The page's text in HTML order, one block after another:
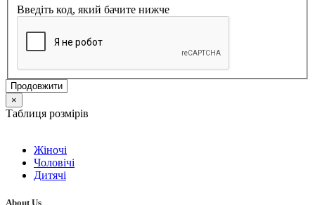
Введіть код, який бачите нижче
Продовжити
×
Таблиця розмірів
Жіночі
Чоловічі
Дитячі
About Us